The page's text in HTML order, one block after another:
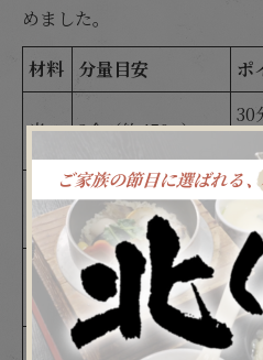
めました。
材料
分量目安 ポ
米 3合（約450g）
30
筍 150g～200g
水
UP
白だ
し
大さじ3〜4
意
大さじ2 香